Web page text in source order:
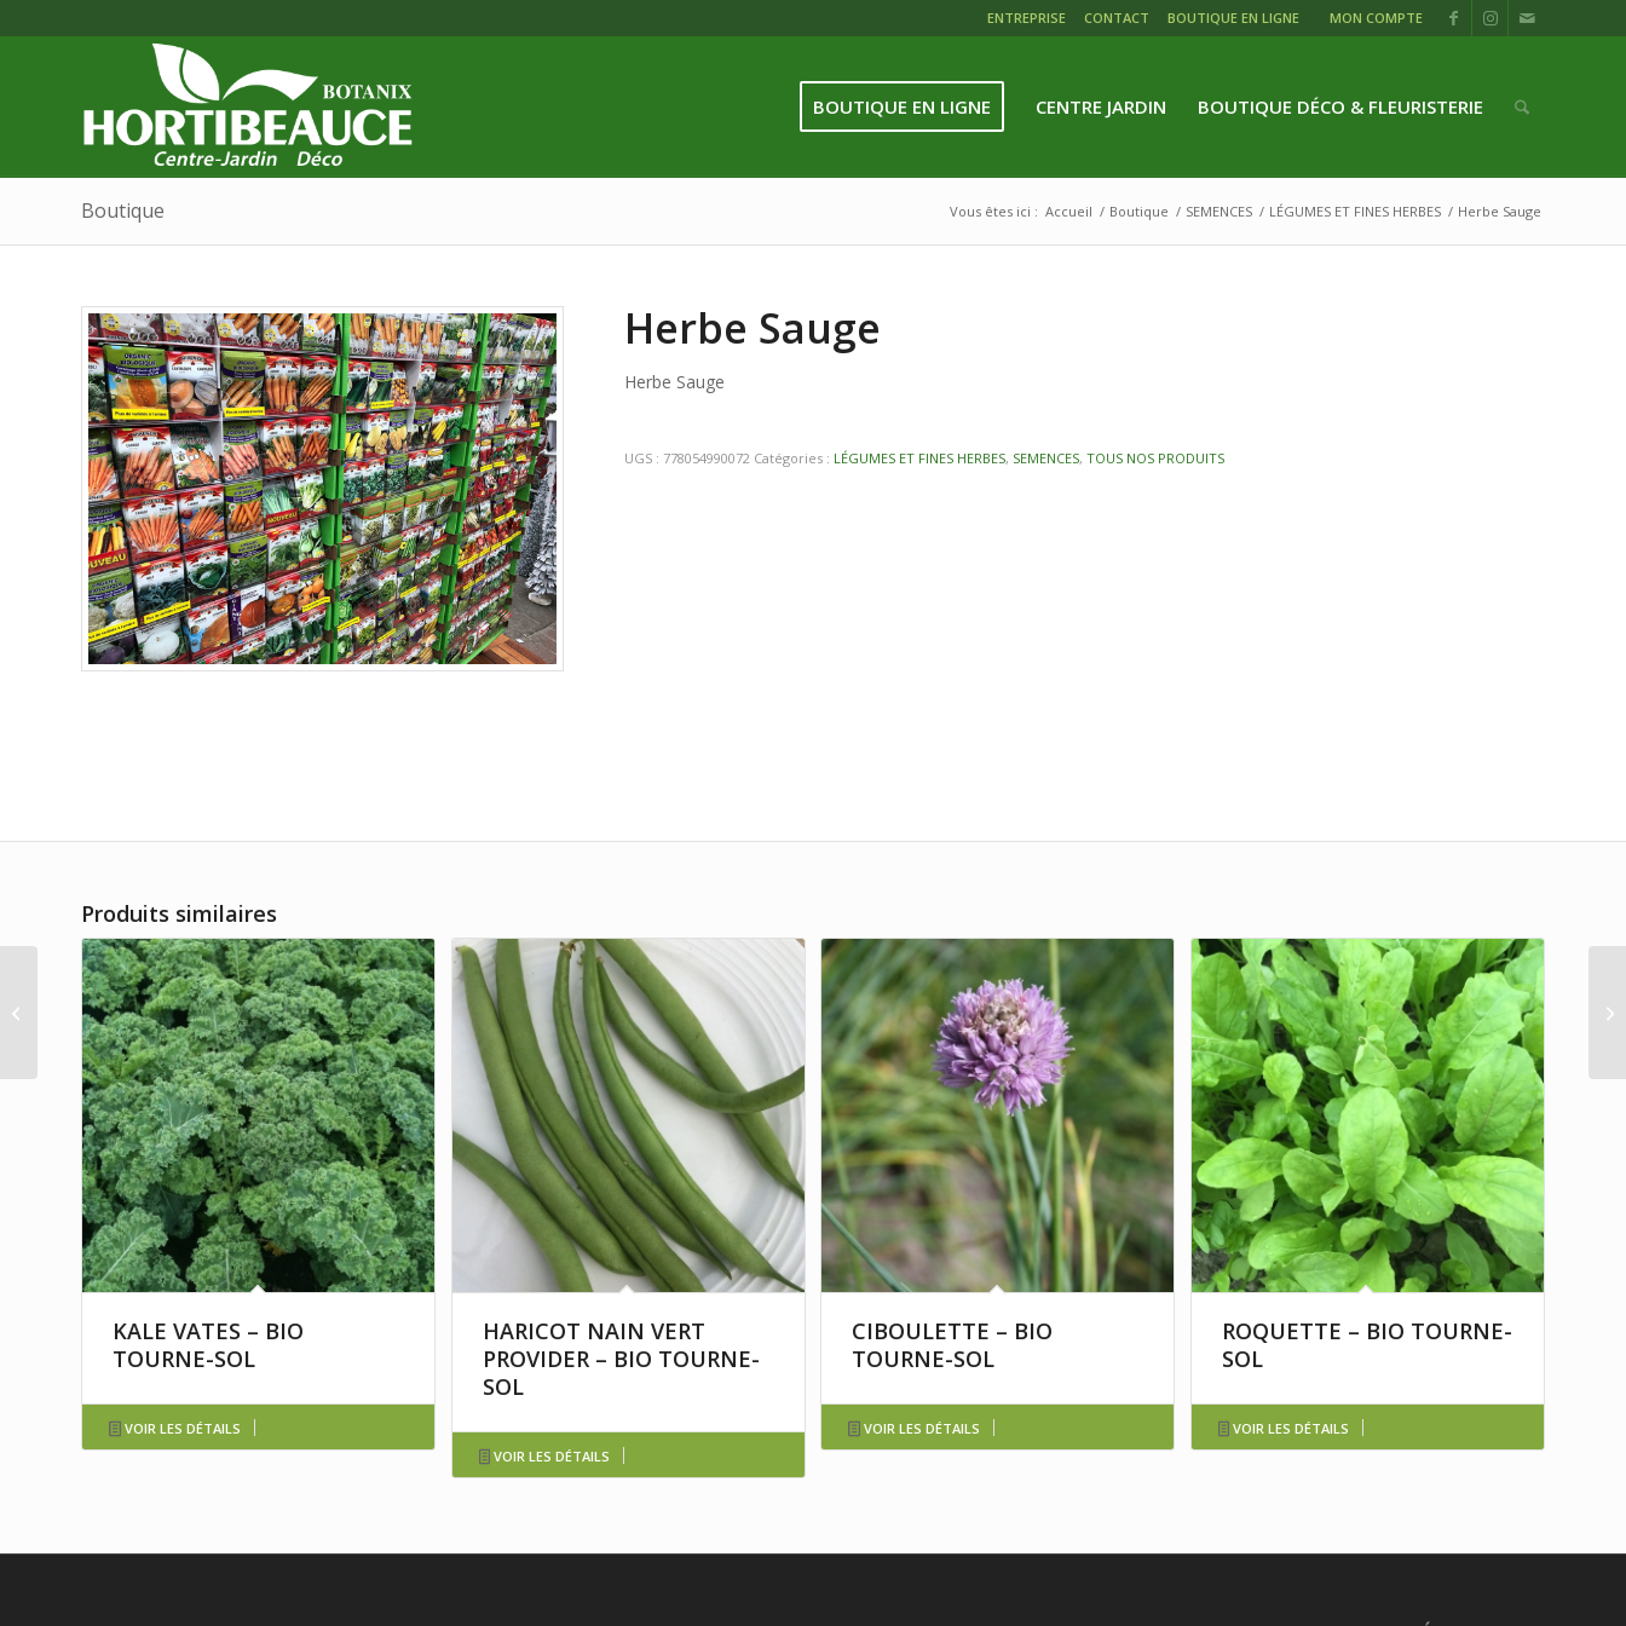
ENTREPRISE CONTACT BOUTIQUE EN LIGNE MON COMPTE
BOUTIQUE EN LIGNE CENTRE JARDIN BOUTIQUE DÉCO & FLEURISTERIE
Boutique Vous êtes ici : Accueil / Boutique / SEMENCES / LÉGUMES ET FINES HERBES / Herbe Sauge
Herbe Sauge
Herbe Sauge
UGS : 778054990072 Catégories : LÉGUMES ET FINES HERBES, SEMENCES,TOUS NOS PRODUITS
Produits similaires
KALE VATES – BIO
TOURNE-SOL
VOIR LES DÉTAILS
HARICOT NAIN VERT
PROVIDER – BIO TOURNE-
SOL
VOIR LES DÉTAILS
CIBOULETTE – BIO
TOURNE-SOL
VOIR LES DÉTAILS
ROQUETTE – BIO TOURNE-
SOL
VOIR LES DÉTAILS
Herbe Persil italien